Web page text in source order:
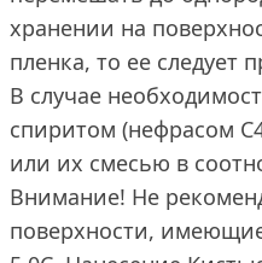
хранении на
пленка, то ее следует
В случае
спиритом (нефрасом
или их смесью в
Внимание! Не
поверхности,